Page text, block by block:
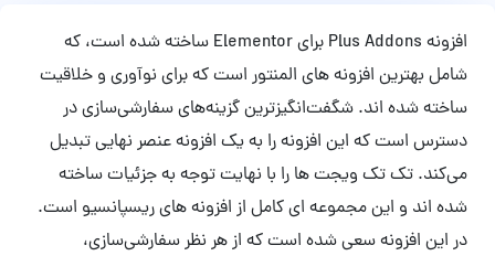
افزونه Plus Addons برای Elementor ساخته شده است، که
شامل بهترین افزونه های المنتور است که برای نوآوری و خلاقیت
ساخته شده اند. شگفت‌انگیزترین گزینه‌های سفارشی‌سازی در
دسترس است که این افزونه را به یک افزونه عنصر نهایی تبدیل
می‌کند. تک تک ویجت ها را با نهایت توجه به جزئیات ساخته
شده اند و این مجموعه ای کامل از افزونه های ریسپانسیو است.
در این افزونه سعی شده است که از هر نظر سفارشی‌سازی،